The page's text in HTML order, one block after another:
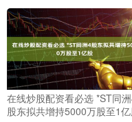
在线炒股配资看必选 *ST同
股东拟共增持5000万股至1